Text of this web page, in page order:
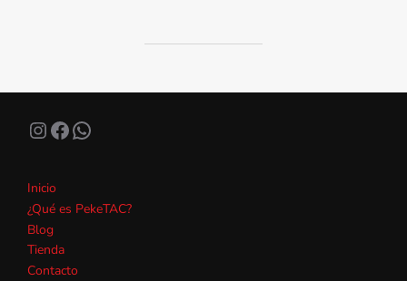
Instagram
Facebook
WhatsApp
Inicio
¿Qué es PekeTAC?
Blog
Tienda
Contacto